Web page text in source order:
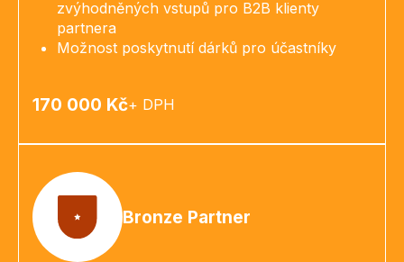
zvýhodněných vstupů pro B2B klienty
partnera
Možnost poskytnutí dárků pro účastníky
170 000 Kč+ DPH
Bronze Partner